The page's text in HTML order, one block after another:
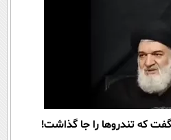
که تندروها را جا گذاشت!